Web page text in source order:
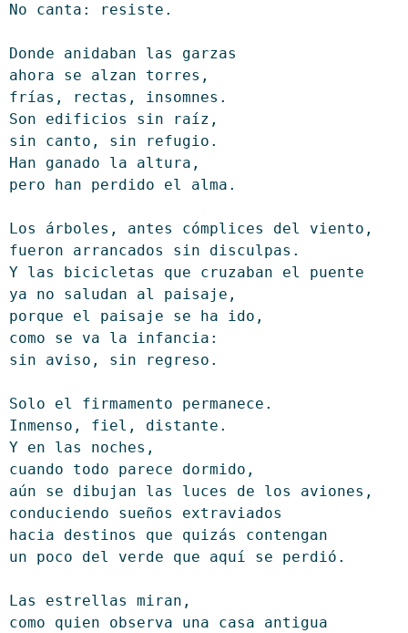
No canta: resiste.
Donde anidaban las garzas
ahora se alzan torres,
frías, rectas, insomnes.
Son edificios sin raíz,
sin canto, sin refugio.
Han ganado la altura,
pero han perdido el alma.
Los árboles, antes cómplices del viento,
fueron arrancados sin disculpas.
Y las bicicletas que cruzaban el puente
ya no saludan al paisaje,
porque el paisaje se ha ido,
como se va la infancia:
sin aviso, sin regreso.
Solo el firmamento permanece.
Inmenso, fiel, distante.
Y en las noches,
cuando todo parece dormido,
aún se dibujan las luces de los aviones,
conduciendo sueños extraviados
hacia destinos que quizás contengan
un poco del verde que aquí se perdió.
Las estrellas miran,
como quien observa una casa antigua